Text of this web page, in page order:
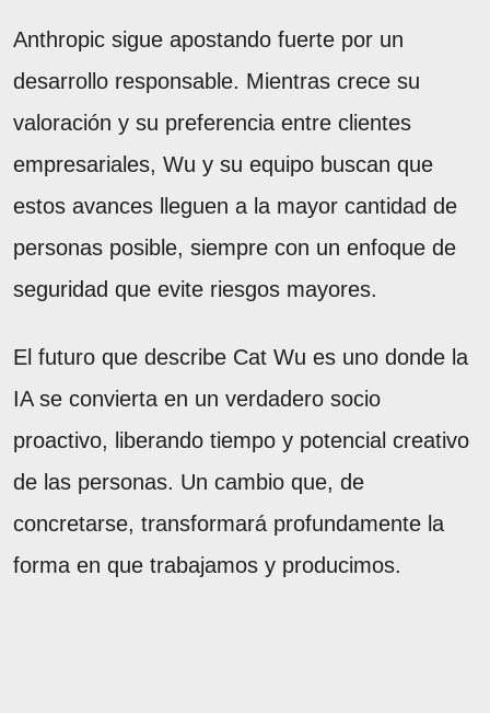
Anthropic sigue apostando fuerte por un
desarrollo responsable. Mientras crece su
valoración y su preferencia entre clientes
empresariales, Wu y su equipo buscan que
estos avances lleguen a la mayor cantidad de
personas posible, siempre con un enfoque de
seguridad que evite riesgos mayores.
El futuro que describe Cat Wu es uno donde la
IA se convierta en un verdadero socio
proactivo, liberando tiempo y potencial creativo
de las personas. Un cambio que, de
concretarse, transformará profundamente la
forma en que trabajamos y producimos.